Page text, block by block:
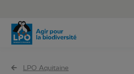
LPO Aquitaine